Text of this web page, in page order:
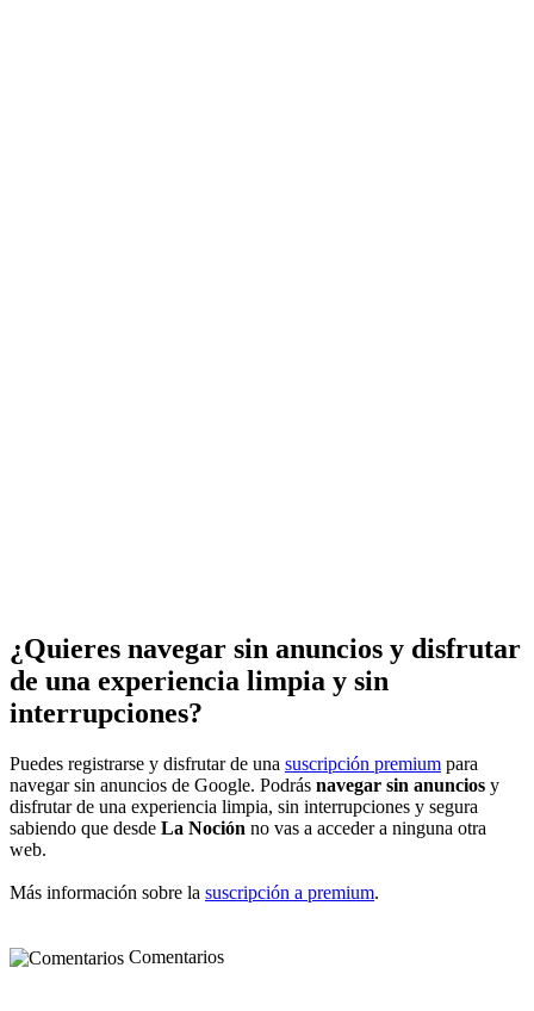
¿Quieres navegar sin anuncios y disfrutar
de una experiencia limpia y sin
interrupciones?
Puedes registrarse y disfrutar de una suscripción premium para
navegar sin anuncios de Google. Podrás navegar sin anuncios y
disfrutar de una experiencia limpia, sin interrupciones y segura
sabiendo que desde La Noción no vas a acceder a ninguna otra
web.
Más información sobre la suscripción a premium.
Comentarios